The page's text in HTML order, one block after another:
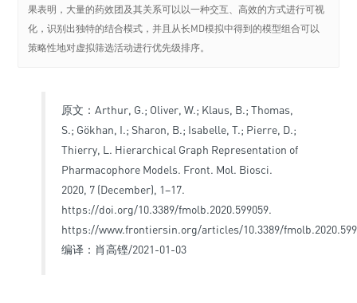
果表明，大量的药效团及其关系可以以一种交互、高效的方式进行可视
化，识别出独特的结合模式，并且从长MD模拟中得到的模型组合可以
策略性地对虚拟筛选活动进行优先级排序。
原文：Arthur, G.; Oliver, W.; Klaus, B.; Thomas,
S.; Gökhan, I.; Sharon, B.; Isabelle, T.; Pierre, D.;
Thierry, L. Hierarchical Graph Representation of
Pharmacophore Models. Front. Mol. Biosci.
2020, 7 (December), 1–17.
https://doi.org/10.3389/fmolb.2020.599059.
https://www.frontiersin.org/articles/10.3389/
编译：肖高铿/2021-01-03